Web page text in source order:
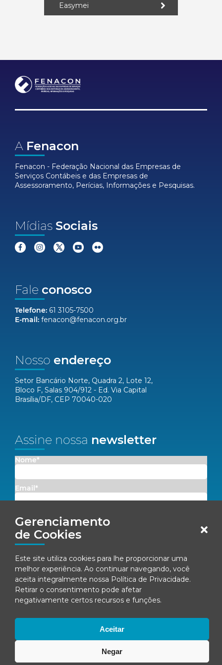
Gerenciamento
de Cookies
Este site utiliza cookies para lhe proporcionar uma
melhor experiência. Ao continuar navegando, você
aceita integralmente nossa Política de Privacidade.
Retirar o consentimento pode afetar
negativamente certos recursos e funções.
Aceitar
Negar
Easymei
A Fenacon
Fenacon - Federação Nacional das Empresas de
Serviços Contábeis e das Empresas de
Assessoramento, Perícias, Informações e Pesquisas.
Mídias Sociais
Fale conosco
Telefone: 61 3105-7500
E-mail: fenacon@fenacon.org.br
Nosso endereço
Setor Bancário Norte, Quadra 2, Lote 12,
Bloco F, Salas 904/912 - Ed. Via Capital
Brasília/DF, CEP 70040-020
Assine nossa newsletter
Nome*
Email*
Concordo em receber comunicações da Fenacon.
Ao se inscrever, você concorda com nossaPolítica de Privacidade
© Fenacon 2026